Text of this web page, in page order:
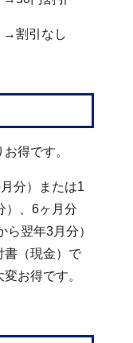
→割引なし
得です。
分）または1
）、6ヶ月分
ら翌年3月分）
書（現金）で
お得です。